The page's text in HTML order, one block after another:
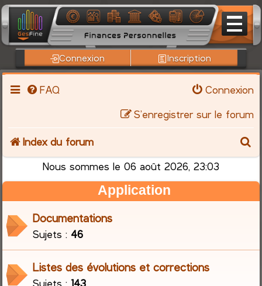
Connexion Inscription
FAQ
Connexion
S’enregistrer sur le forum
Index du forum
Nous sommes le 06 août 2026, 23:03
Application
Documentations
Sujets : 46
Listes des évolutions et corrections
Sujets :143